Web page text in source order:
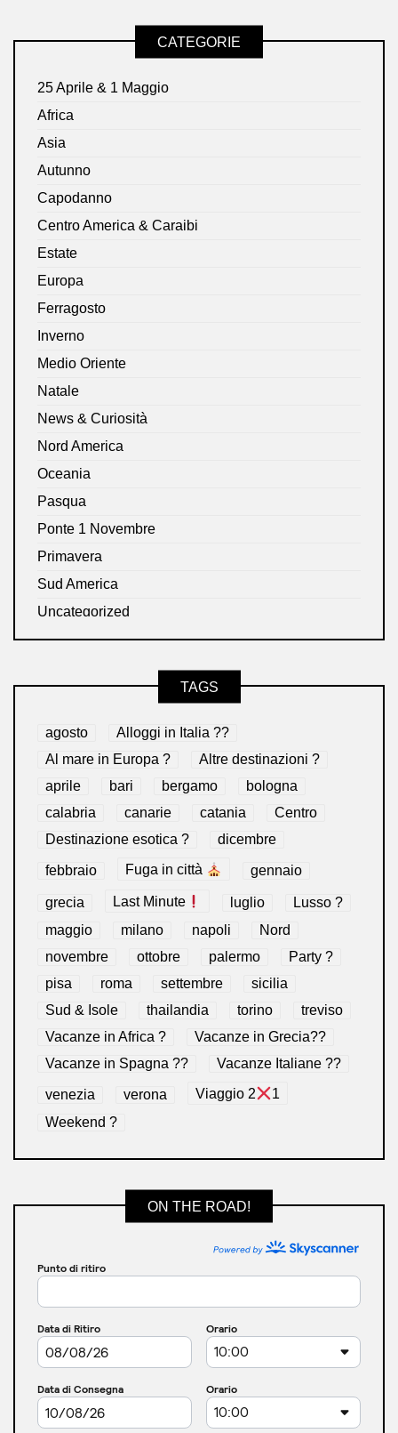
CATEGORIE
25 Aprile & 1 Maggio
Africa
Asia
Autunno
Capodanno
Centro America & Caraibi
Estate
Europa
Ferragosto
Inverno
Medio Oriente
Natale
News & Curiosità
Nord America
Oceania
Pasqua
Ponte 1 Novembre
Primavera
Sud America
Uncategorized
TAGS
agosto
Alloggi in Italia ??
Al mare in Europa ?️
Altre destinazioni ?
aprile
bari bergamo
bologna
calabria
canarie catania
Centro
Destinazione esotica ?
dicembre
febbraio Fuga in città gennaio
grecia Last Minute luglio
Lusso ?
maggio
milano napoli
Nord
novembre
ottobre palermo
Party ?
pisa
roma settembre
sicilia
Sud & Isole
thailandia torino
treviso
Vacanze in Africa ?
Vacanze in Grecia??
Vacanze in Spagna ??
Vacanze Italiane ??
venezia verona Viaggio 2
1
Weekend ?
ON THE ROAD!